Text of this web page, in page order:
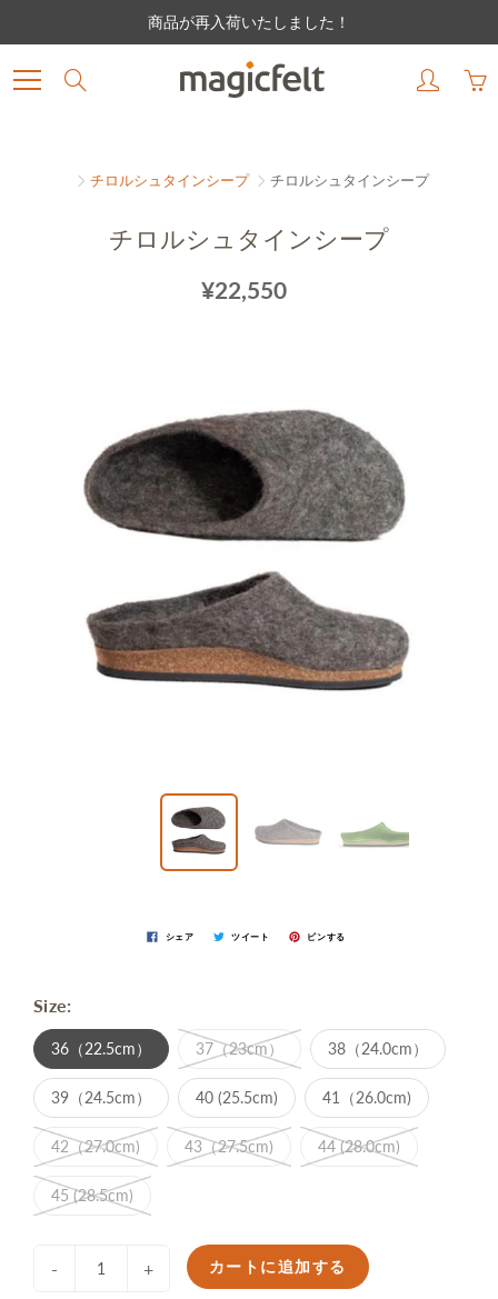
商品が再入荷いたしました！
チロルシュタインシープ チロルシュタインシープ
チロルシュタインシープ
¥22,550
シェア ツイート ピンする
Size:
36（22.5cm） 37（23cm） 38（24.0cm）
39（24.5cm） 40 (25.5cm) 41（26.0cm)
42（27.0cm) 43（27.5cm) 44 (28.0cm)
45 (28.5cm)
- + カートに追加する